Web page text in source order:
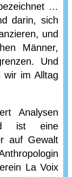
…
darin, sich
und
Männer,
Und
wir im Alltag
Analysen
ist eine
auf Gewalt
La Voix